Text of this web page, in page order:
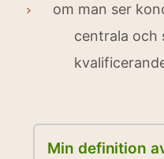
om man ser
centrala och
Min definition